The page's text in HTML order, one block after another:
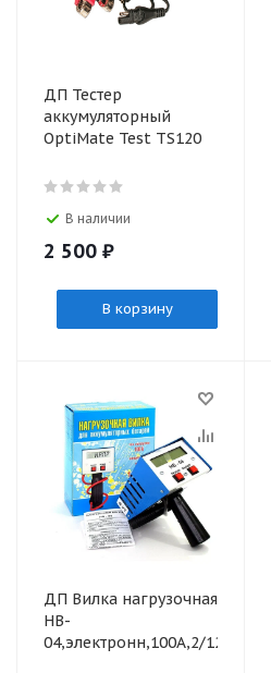
ДП Тестер
аккумуляторный
OptiMate Test TS120
В наличии
2 500 ₽
В корзину
ДП Вилка нагрузочная
HB-
04,электронн,100А,2/12/24В